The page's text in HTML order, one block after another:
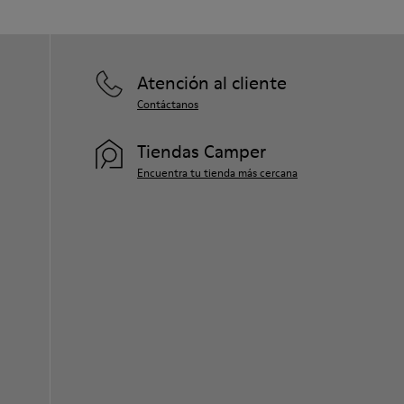
Atención al cliente
Contáctanos
Tiendas Camper
Encuentra tu tienda más cercana